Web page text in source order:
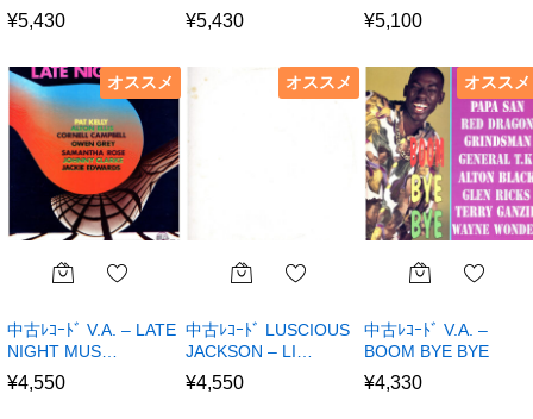
¥5,430 ¥5,430 ¥5,100
オススメ
中古ﾚｺｰﾄﾞ V.A. – LATE
NIGHT MUS…
¥4,550
オススメ
中古ﾚｺｰﾄﾞ LUSCIOUS
JACKSON – LI…
¥4,550
オススメ
中古ﾚｺｰﾄﾞ V.A. –
BOOM BYE BYE
¥4,330